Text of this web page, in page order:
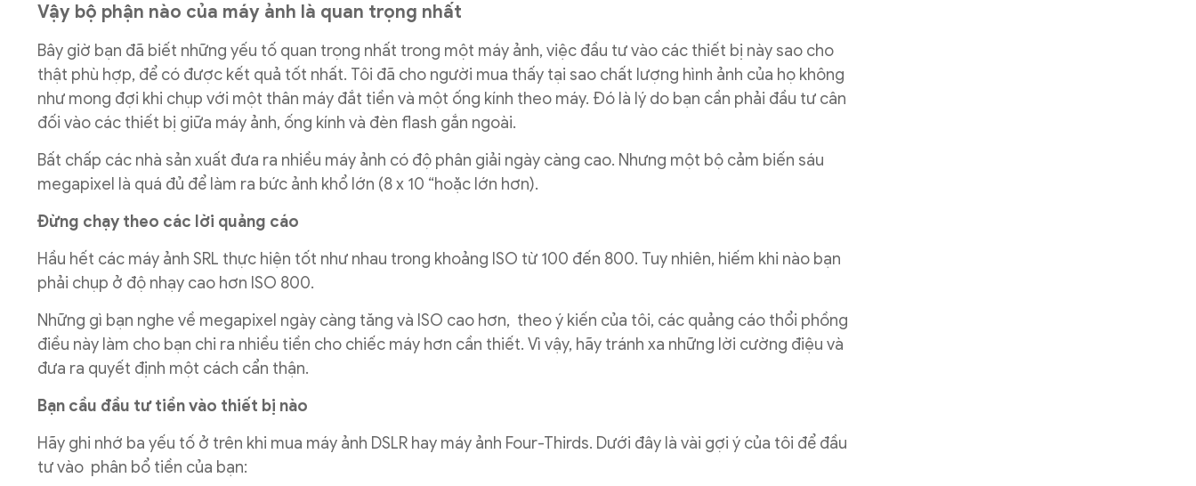
Vậy bộ phận nào của máy ảnh là quan trọng nhất
Bây giờ bạn đã biết những yếu tố quan trọng nhất trong một máy ảnh, việc đầu tư vào các thiết bị này sao cho
thật phù hợp, để có được kết quả tốt nhất. Tôi đã cho người mua thấy tại sao chất lượng hình ảnh của họ không
như mong đợi khi chụp với một thân máy đắt tiền và một ống kính theo máy. Đó là lý do bạn cần phải đầu tư cân
đối vào các thiết bị giữa máy ảnh, ống kính và đèn flash gắn ngoài.
Bất chấp các nhà sản xuất đưa ra nhiều máy ảnh có độ phân giải ngày càng cao. Nhưng một bộ cảm biến sáu
megapixel là quá đủ để làm ra bức ảnh khổ lớn (8 x 10 “hoặc lớn hơn).
Đừng chạy theo các lời quảng cáo
Hầu hết các máy ảnh SRL thực hiện tốt như nhau trong khoảng ISO từ 100 đến 800. Tuy nhiên, hiếm khi nào bạn
phải chụp ở độ nhạy cao hơn ISO 800.
Những gì bạn nghe về megapixel ngày càng tăng và ISO cao hơn, theo ý kiến của tôi, các quảng cáo thổi phồng
điều này làm cho bạn chi ra nhiều tiền cho chiếc máy hơn cần thiết. Vì vậy, hãy tránh xa những lời cường điệu và
đưa ra quyết định một cách cẩn thận.
Bạn cầu đầu tư tiền vào thiết bị nào
Hãy ghi nhớ ba yếu tố ở trên khi mua máy ảnh DSLR hay máy ảnh Four-Thirds. Dưới đây là vài gợi ý của tôi để đầu
tư vào phân bổ tiền của bạn: